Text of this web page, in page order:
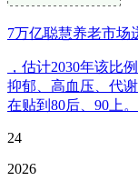
7万亿聪慧养老市场
，估计2030年该比
抑郁、高血压、代
在贴到80后、90上
24
2026